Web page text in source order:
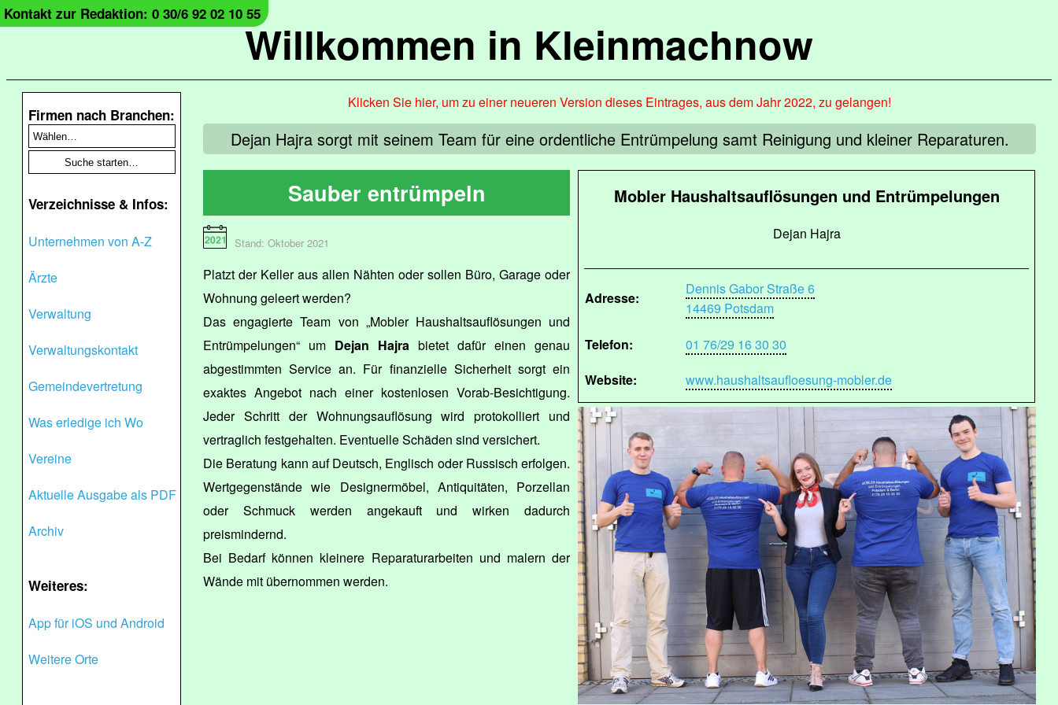
Willkommen in Kleinmachnow
Kontakt zur Redaktion: 0 30/6 92 02 10 55
Firmen nach Branchen:
Verzeichnisse & Infos:
Unternehmen von A-Z
Ärzte
Verwaltung
Verwaltungskontakt
Gemeindevertretung
Was erledige ich Wo
Vereine
Aktuelle Ausgabe als PDF
Archiv
Weiteres:
App für iOS und Android
Weitere Orte
Klicken Sie hier, um zu einer neueren Version dieses Eintrages, aus dem Jahr 2022, zu gelangen!
Dejan Hajra sorgt mit seinem Team für eine ordentliche Entrümpelung samt Reinigung und kleiner Reparaturen.
Mobler Haushaltsauflösungen und Entrümpelungen
Dejan Hajra
Adresse:
Dennis Gabor Straße 6
14469 Potsdam
Telefon:
01 76/29 16 30 30
Website:
www.haushaltsaufloesung-mobler.de
Sauber entrümpeln
Stand: Oktober 2021
Platzt der Keller aus allen Nähten oder sollen Büro, Garage oder
Wohnung geleert werden?
Das engagierte Team von „Mobler Haushaltsauflösungen und
Entrümpelungen“ um Dejan Hajra bietet dafür einen genau
abgestimmten Service an. Für finanzielle Sicherheit sorgt ein
exaktes Angebot nach einer kostenlosen Vorab-Besichtigung.
Jeder Schritt der Wohnungsauflösung wird protokolliert und
vertraglich festgehalten. Eventuelle Schäden sind versichert.
Die Beratung kann auf Deutsch, Englisch oder Russisch erfolgen.
Wertgegenstände wie Designermöbel, Antiquitäten, Porzellan
oder Schmuck werden angekauft und wirken dadurch
preismindernd.
Bei Bedarf können kleinere Reparaturarbeiten und malern der
Wände mit übernommen werden.